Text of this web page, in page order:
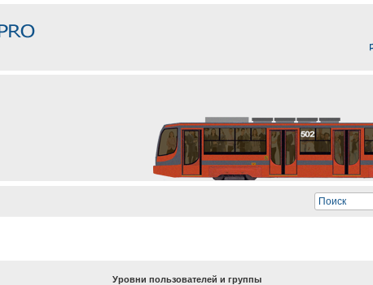
Уровни пользователей и группы